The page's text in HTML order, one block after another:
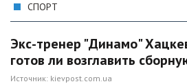
СПОРТ
Экс-тренер "Динамо"
готов ли возглавить
Источник: kievpost.com.ua